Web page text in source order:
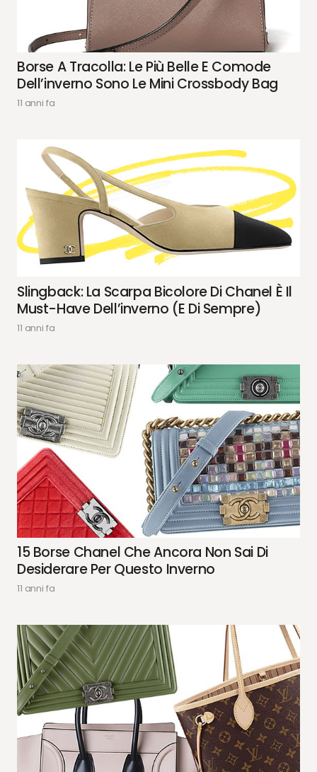
Borse A Tracolla: Le Più Belle E Comode
Dell’inverno Sono Le Mini Crossbody Bag
11 anni fa
Slingback: La Scarpa Bicolore Di Chanel È Il
Must-Have Dell’inverno (e Di Sempre)
11 anni fa
15 Borse Chanel Che Ancora Non Sai Di
Desiderare Per Questo Inverno
11 anni fa